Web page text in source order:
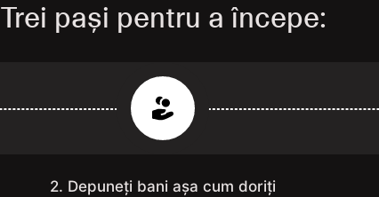
Trei pași pentru a începe:
2. Depuneți bani așa cum doriți